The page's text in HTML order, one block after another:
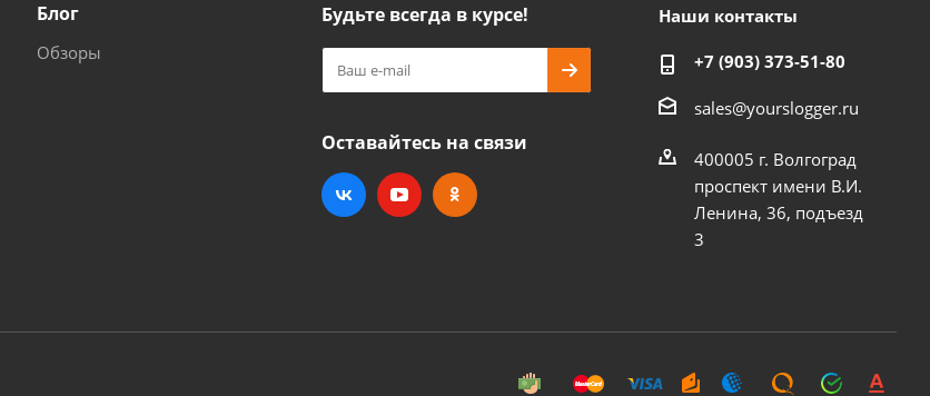
Блог
Обзоры
Будьте всегда в курсе!
Оставайтесь на связи
Наши контакты
+7 (903) 373-51-80
sales@yourslogger.ru
400005 г. Волгоград
проспект имени В.И.
Ленина, 36, подъезд
3